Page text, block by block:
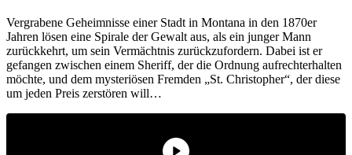
Vergrabene Geheimnisse einer Stadt in Montana in den 1870er
Jahren lösen eine Spirale der Gewalt aus, als ein junger Mann
zurückkehrt, um sein Vermächtnis zurückzufordern. Dabei ist er
gefangen zwischen einem Sheriff, der die Ordnung aufrechterhalten
möchte, und dem mysteriösen Fremden „St. Christopher“, der diese
um jeden Preis zerstören will…